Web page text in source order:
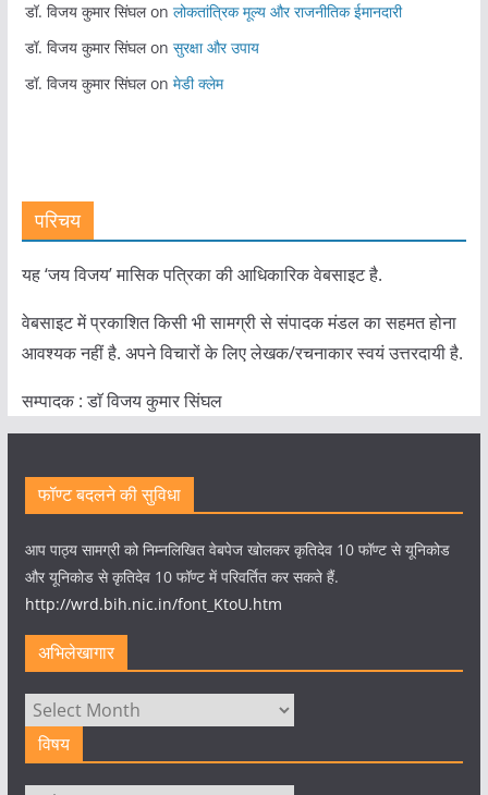
डॉ. विजय कुमार सिंघलon लोकतांत्रिक मूल्य और राजनीतिक ईमानदारी
डॉ. विजय कुमार सिंघलon सुरक्षा और उपाय
डॉ. विजय कुमार सिंघलon मेडी क्लेम
परिचय
यह ‘जय विजय’ मासिक पत्रिका की आधिकारिक वेबसाइट है.
वेबसाइट में प्रकाशित किसी भी सामग्री से संपादक मंडल का सहमत होना
आवश्यक नहीं है. अपने विचारों के लिए लेखक/रचनाकार स्वयं उत्तरदायी है.
सम्पादक : डाॅ विजय कुमार सिंघल
फॉण्ट बदलने की सुविधा
आप पाठ्य सामग्री को निम्नलिखित वेबपेज खोलकर कृतिदेव 10 फॉण्ट से यूनिकोड
और यूनिकोड से कृतिदेव 10 फॉण्ट में परिवर्तित कर सकते हैं.
http://wrd.bih.nic.in/font_KtoU.htm
अभिलेखागार
अभिलेखागार
विषय